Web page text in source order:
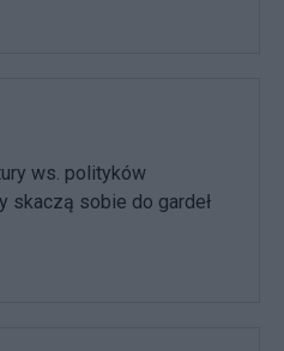
ws. polityków
skaczą sobie do gardeł